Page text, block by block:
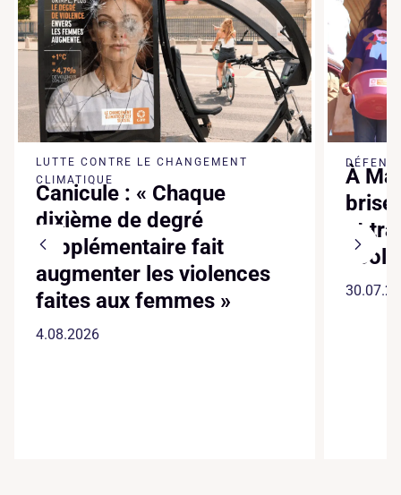
LUTTE CONTRE LE CHANGEMENT
CLIMATIQUE
Canicule : « Chaque
dixième de degré
supplémentaire fait
augmenter les violences
faites aux femmes »
4.08.2026
À
et